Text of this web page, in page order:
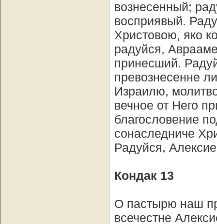
вознесенный;
восприявый.
Христовою, яко
радуйся,
принесший.
превознесенне
Израилю,
вечное от Него
благословение
сонаследниче
Радуйся,
Кондак 13
О пастырю наш
всечестне